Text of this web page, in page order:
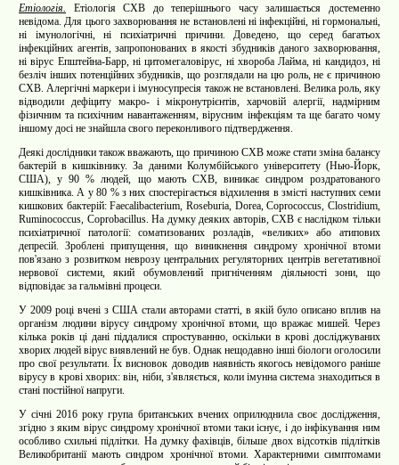
Етіологія.
Етіологія СХВ до теперішнього часу залишається достеменно
невідома. Для цього захворювання не встановлені ні інфекційні, ні гормональні,
ні імунологічні, ні психіатричні причини. Доведено, що серед багатьох
інфекційних агентів, запропонованих в якості збудників даного захворювання,
ні вірус Епштейна-Барр, ні цитомегаловірус, ні хвороба Лайма, ні кандидоз, ні
безліч інших потенційних збудників, що розглядали на цю роль, не є причиною
СХВ. Алергічні маркери і імуносупресія також не встановлені. Велика роль, яку
відводили дефіциту макро- і мікронутрієнтів, харчовій алергії, надмірним
фізичним та психічним навантаженням, вірусним інфекціям та ще багато чому
іншому досі не знайшла свого переконливого підтвердження.
Деякі дослідники також вважають, що причиною СХВ може стати зміна балансу
бактерій в кишківнику. За даними Колумбійського університету (Нью-Йорк,
США), у 90 % людей, що мають СХВ, виникає синдром роздратованого
кишківника. А у 80 % з них спостерігається відхилення в змісті наступних семи
кишкових бактерій: Faecalibacterium, Roseburia, Dorea, Coprococcus, Clostridium,
Ruminococcus, Coprobacillus. На думку деяких авторів, СХВ є наслідком тільки
психіатричної патології: соматизованих розладів, «великих» або атипових
депресій. Зроблені припущення, що виникнення синдрому хронічної втоми
пов'язано з розвитком неврозу центральних регуляторних центрів вегетативної
нервової системи, який обумовлений пригніченням діяльності зони, що
відповідає за гальмівні процеси.
У 2009 році вчені з США стали авторами статті, в якій було описано вплив на
організм людини вірусу синдрому хронічної втоми, що вражає мишей. Через
кілька років ці дані піддалися спростуванню, оскільки в крові досліджуваних
хворих людей вірус виявлений не був. Однак нещодавно інші біологи оголосили
про свої результати. Їх висновок доводив наявність якогось невідомого раніше
вірусу в крові хворих: він, ніби, з'являється, коли імунна система знаходиться в
стані постійної напруги.
У січні 2016 року група британських вчених оприлюднила своє дослідження,
згідно з яким вірус синдрому хронічної втоми таки існує, і до інфікування ним
особливо схильні підлітки. На думку фахівців, більше двох відсотків підлітків
Великобританії мають синдром хронічної втоми. Характерними симптомами